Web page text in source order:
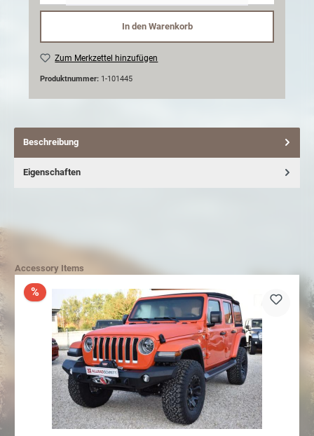
In den Warenkorb
Zum Merkzettel hinzufügen
Produktnummer: 1-101445
Beschreibung
Eigenschaften
Accessory Items
%